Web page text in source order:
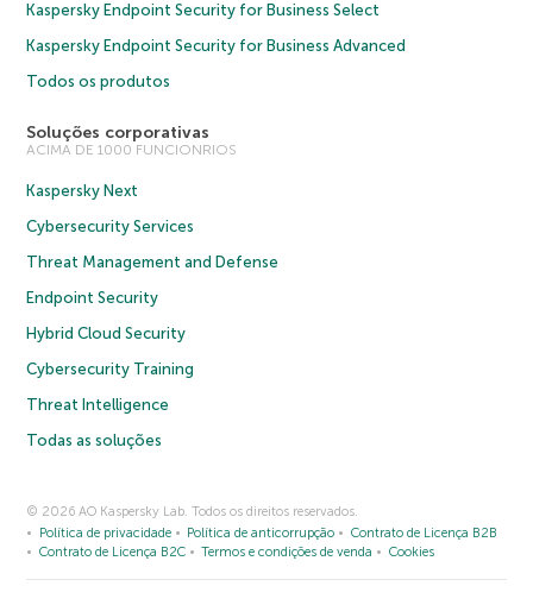
Kaspersky Endpoint Security for Business Select
Kaspersky Endpoint Security for Business Advanced
Todos os produtos
Soluções corporativas
ACIMA DE 1000 FUNCIONRIOS
Kaspersky Next
Cybersecurity Services
Threat Management and Defense
Endpoint Security
Hybrid Cloud Security
Cybersecurity Training
Threat Intelligence
Todas as soluções
© 2026 AO Kaspersky Lab. Todos os direitos reservados.
Política de privacidade
Política de anticorrupção
Contrato de Licença B2B
Contrato de Licença B2C
Termos e condições de venda Cookies